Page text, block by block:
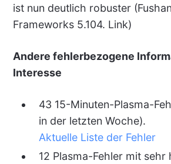
ist nun deutlich robuster
Frameworks 5.104. Link)
Andere fehlerbezogene
Interesse
43 15-Minuten-Plasma-
in der letzten Woche).
Aktuelle Liste der Fehler
12 Plasma-Fehler mit